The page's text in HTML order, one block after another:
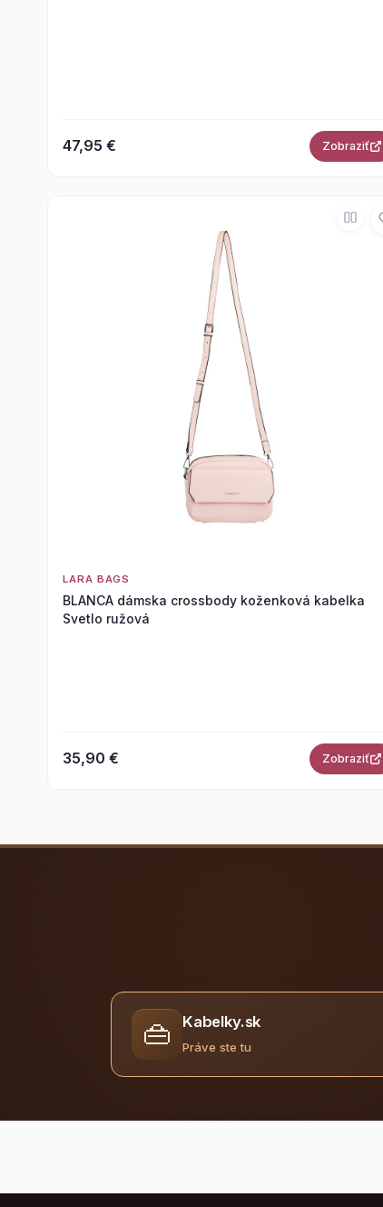
47,95 € Zobraziť
LARA BAGS
BLANCA dámska crossbody koženková kabelka
Svetlo ružová
35,90 € Zobraziť
👜 Kabelky.sk
Práve ste tu